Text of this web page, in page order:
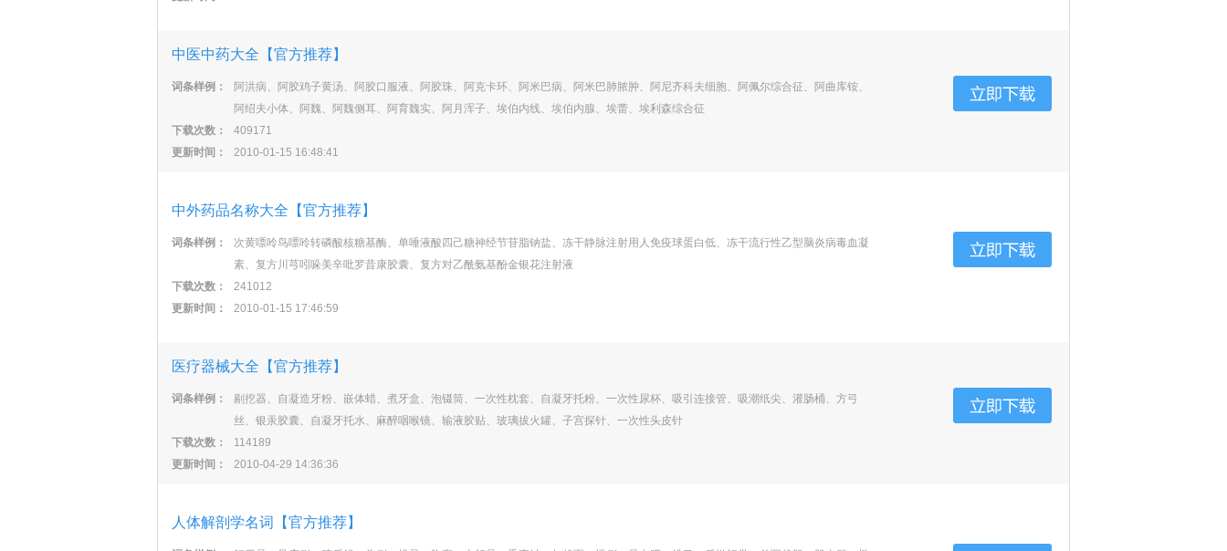
中医中药大全【官方推荐】
词条样例：
阿洪病、阿胶鸡子黄汤、阿胶口服液、阿胶珠、阿克卡环、阿米巴病、阿米巴肺脓肿、阿尼齐科夫细胞、阿佩尔综合征、阿曲库铵、
阿绍夫小体、阿魏、阿魏侧耳、阿育魏实、阿月浑子、埃伯内线、埃伯内腺、埃蕾、埃利森综合征
下载次数：
409171
更新时间：
2010-01-15 16:48:41
中外药品名称大全【官方推荐】
词条样例：
次黄嘌呤鸟嘌呤转磷酸核糖基酶、单唾液酸四己糖神经节苷脂钠盐、冻干静脉注射用人免疫球蛋白低、冻干流行性乙型脑炎病毒血凝
素、复方川芎吲哚美辛吡罗昔康胶囊、复方对乙酰氨基酚金银花注射液
下载次数：
241012
更新时间：
2010-01-15 17:46:59
医疗器械大全【官方推荐】
词条样例：
剔挖器、自凝造牙粉、嵌体蜡、煮牙盒、泡镊筒、一次性枕套、自凝牙托粉、一次性尿杯、吸引连接管、吸潮纸尖、灌肠桶、方弓
丝、银汞胶囊、自凝牙托水、麻醉咽喉镜、输液胶贴、玻璃拔火罐、子宫探针、一次性头皮针
下载次数：
114189
更新时间：
2010-04-29 14:36:36
人体解剖学名词【官方推荐】